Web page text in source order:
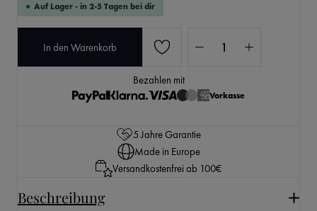
Auf Lager - in 2-5 Tagen bei dir
In den Warenkorb
Bezahlen mit
Vorkasse
5 Jahre Garantie
Made in Europe
Versandkostenfrei ab 100€
Beschreibung